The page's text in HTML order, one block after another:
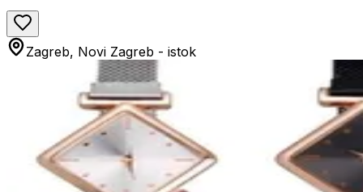
Zagreb, Novi Zagreb - istok